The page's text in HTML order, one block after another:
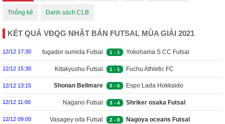
Thống kê Danh sách CLB
KẾT QUẢ VĐQG NHẬT BẢN FUTSAL MÙA GIẢI 2021
12/12 17:30 fugador sumida Futsal 1 - 1 Yokohama S CC Futsal
12/12 15:30 Kitakyushu Futsal 1 - 1 Fuchu Athletic FC
Futsal
12/12 13:15 Shonan Bellmare
Futsal
5 - 0 Espo Lada Hokkaido
Futsal
12/12 11:00 Nagano Futsal 3 - 4 Shriker osaka Futsal
12/12 09:00 Vasagey oita Futsal 2 - 8 Nagoya oceans Futsal